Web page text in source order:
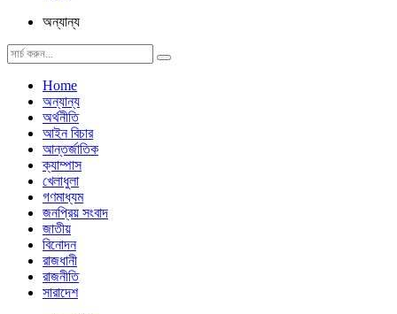
অন্যান্য
Home
অন্যান্য
অর্থনীতি
আইন বিচার
আন্তর্জাতিক
ক্যাম্পাস
খেলাধুলা
গণমাধ্যম
জনপ্রিয় সংবাদ
জাতীয়
বিনোদন
রাজধানী
রাজনীতি
সারাদেশ